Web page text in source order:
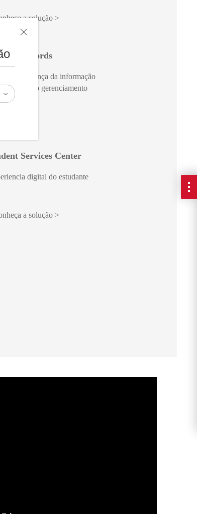
a solução
Records
e segurança da informação
para o gerenciamento
estudante.
Services Center
digital do estudante
a solução